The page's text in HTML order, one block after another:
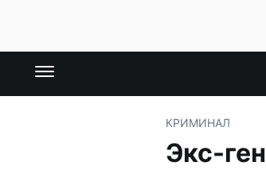
КРИМИНАЛ
Экс-